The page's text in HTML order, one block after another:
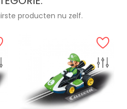
producten nu zelf.